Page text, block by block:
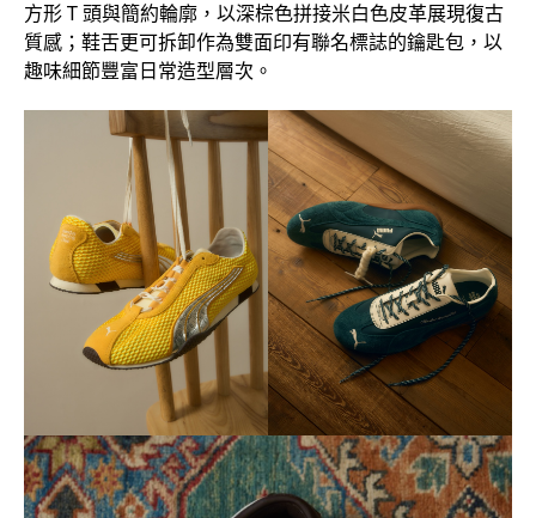
方形 T 頭與簡約輪廓，以深棕色拼接米白色皮革展現復古
質感；鞋舌更可拆卸作為雙面印有聯名標誌的鑰匙包，以
趣味細節豐富日常造型層次。